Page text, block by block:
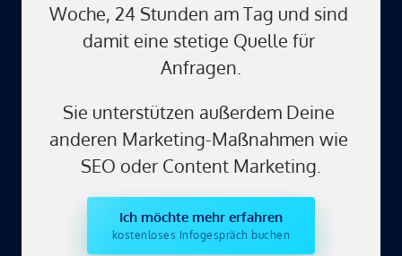
Woche, 24 Stunden am Tag und sind
damit eine stetige Quelle für
Anfragen.
Sie unterstützen außerdem Deine
anderen Marketing-Maßnahmen wie
SEO oder Content Marketing.
Ich möchte mehr erfahren
kostenloses Infogespräch buchen